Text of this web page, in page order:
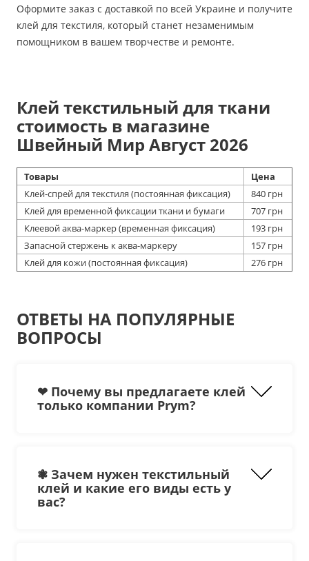
Оформите заказ с доставкой по всей Украине и получите
клей для текстиля, который станет незаменимым
помощником в вашем творчестве и ремонте.
Клей текстильный для ткани
стоимость в магазине
Швейный Мир Август 2026
Товары
Цена
Клей-спрей для текстиля (постоянная фиксация)
840 грн
Клей для временной фиксации ткани и бумаги
707 грн
Клеевой аква-маркер (временная фиксация)
193 грн
Запасной стержень к аква-маркеру
157 грн
Клей для кожи (постоянная фиксация)
276 грн
ОТВЕТЫ НА ПОПУЛЯРНЫЕ
ВОПРОСЫ
❤ Почему вы предлагаете клей
только компании Prym?
❃ Зачем нужен текстильный
клей и какие его виды есть у
вас?